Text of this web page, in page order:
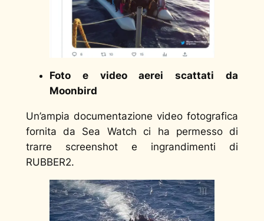
Foto e video aerei scattati da
Moonbird
Un’ampia documentazione video fotografica
fornita da Sea Watch ci ha permesso di
trarre screenshot e ingrandimenti di
RUBBER2.